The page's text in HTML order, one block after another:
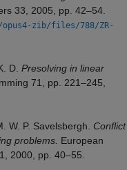
33, 2005, pp. 42–54.
zib/files/788/ZR-
D. Presolving in linear
71, pp. 221–245,
W. P. Savelsbergh. Conflict
problems. European
2000, pp. 40–55.